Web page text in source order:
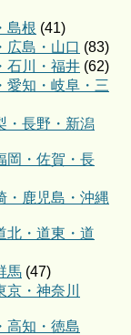
根 (41)
島・山口 (83)
川・福井 (62)
知・岐阜・三
長野・新潟
・佐賀・長
鹿児島・沖縄
・道東・道
馬 (47)
・神奈川
知・徳島